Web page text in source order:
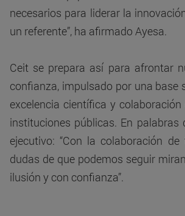
necesarios para liderar la
un referente”, ha afirmado Ayesa.
Ceit se prepara así para afrontar
confianza, impulsado por una base
excelencia científica y
instituciones públicas. En palabras
ejecutivo: “Con la colaboración
dudas de que podemos seguir
ilusión y con confianza”.